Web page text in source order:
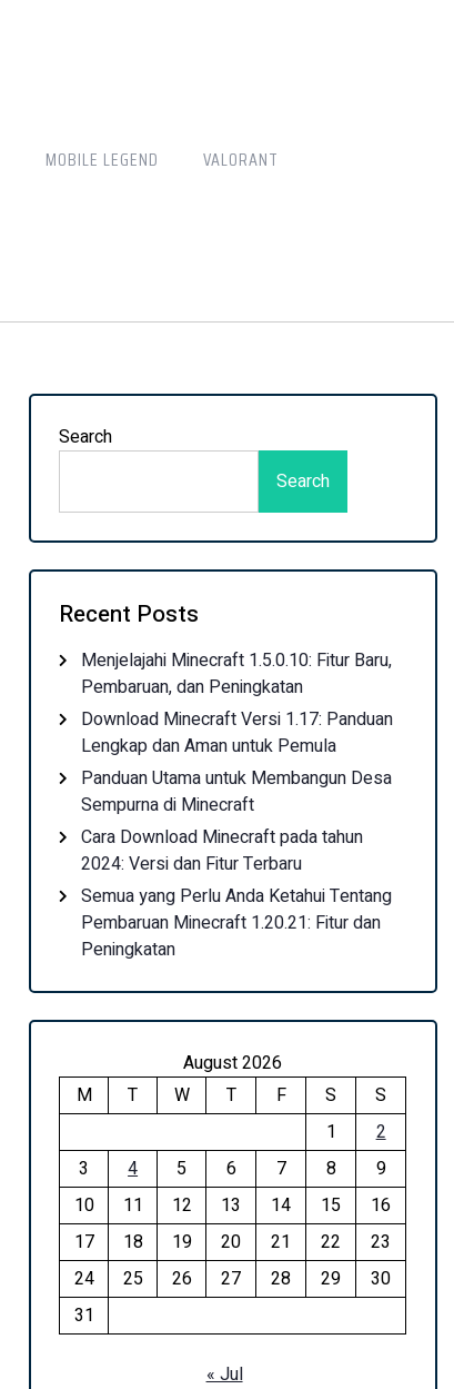
MOBILE LEGEND VALORANT
Search
Search
Recent Posts
Menjelajahi Minecraft 1.5.0.10: Fitur Baru,
Pembaruan, dan Peningkatan
Download Minecraft Versi 1.17: Panduan
Lengkap dan Aman untuk Pemula
Panduan Utama untuk Membangun Desa
Sempurna di Minecraft
Cara Download Minecraft pada tahun
2024: Versi dan Fitur Terbaru
Semua yang Perlu Anda Ketahui Tentang
Pembaruan Minecraft 1.20.21: Fitur dan
Peningkatan
August 2026
M
T W T F S
S
1
2
3
4 5 6 7 8
9
10
11 12 13 14 15
16
17
18 19 20 21 22
23
24
25 26 27 28 29
30
31
« Jul